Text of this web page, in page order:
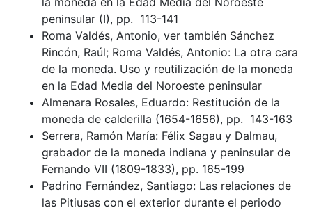
peninsular (I), pp. 113-141
Roma Valdés, Antonio, ver también Sánchez
Rincón, Raúl; Roma Valdés, Antonio: La otra cara
de la moneda. Uso y reutilización de la moneda
en la Edad Media del Noroeste peninsular
Almenara Rosales, Eduardo: Restitución de la
moneda de calderilla (1654-1656), pp. 143-163
Serrera, Ramón María: Félix Sagau y Dalmau,
grabador de la moneda indiana y peninsular de
Fernando VII (1809-1833), pp. 165-199
Padrino Fernández, Santiago: Las relaciones de
las Pitiusas con el exterior durante el periodo